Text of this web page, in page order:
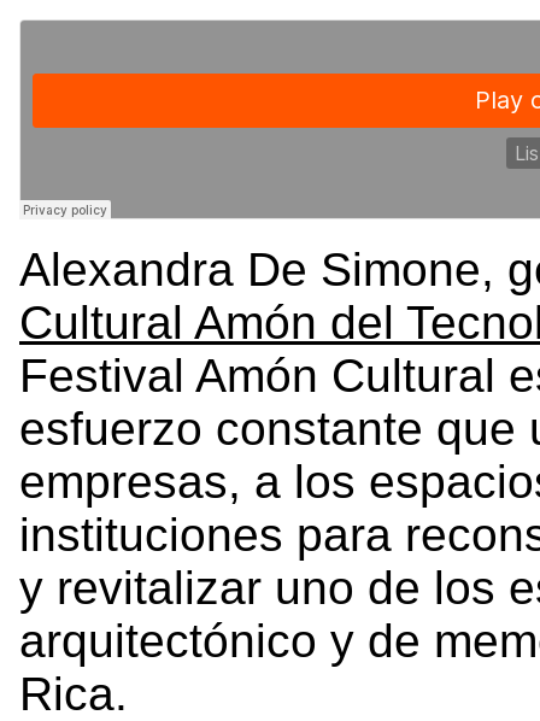
Alexandra De Simone,
Cultural Amón del
Festival Amón Cultural
esfuerzo constante que
empresas, a los
instituciones para
y revitalizar uno de los
arquitectónico y de
Rica.